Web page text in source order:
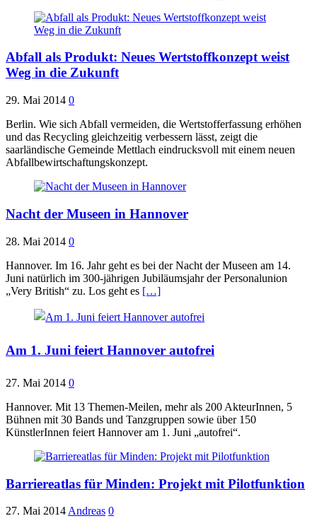
Abfall als Produkt: Neues Wertstoffkonzept weist
Weg in die Zukunft
29. Mai 2014 0
Berlin. Wie sich Abfall vermeiden, die Wertstofferfassung erhöhen
und das Recycling gleichzeitig verbessern lässt, zeigt die
saarländische Gemeinde Mettlach eindrucksvoll mit einem neuen
Abfallbewirtschaftungskonzept.
Nacht der Museen in Hannover
28. Mai 2014 0
Hannover. Im 16. Jahr geht es bei der Nacht der Museen am 14.
Juni natürlich im 300-jährigen Jubiläumsjahr der Personalunion
„Very British“ zu. Los geht es […]
Am 1. Juni feiert Hannover autofrei
27. Mai 2014 0
Hannover. Mit 13 Themen-Meilen, mehr als 200 AkteurInnen, 5
Bühnen mit 30 Bands und Tanzgruppen sowie über 150
KünstlerInnen feiert Hannover am 1. Juni „autofrei“.
Barriereatlas für Minden: Projekt mit Pilotfunktion
27. Mai 2014 Andreas 0